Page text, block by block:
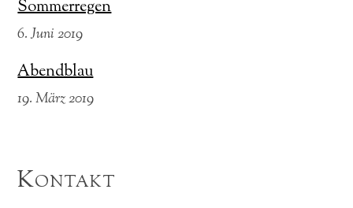
Sommerregen
6. Juni 2019
Abendblau
19. März 2019
Kontakt